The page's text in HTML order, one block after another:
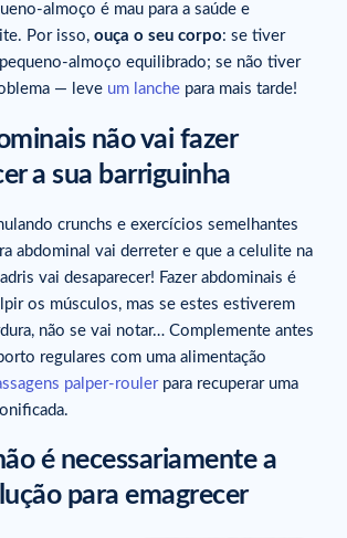
almoço é mau para a saúde e
Por isso, ouça o seu corpo: se tiver
almoço equilibrado; se não tiver
— leve um lanche para mais tarde!
não vai fazer
a sua barriguinha
crunchs e exercícios semelhantes
abdominal vai derreter e que a celulite na
vai desaparecer! Fazer abdominais é
os músculos, mas se estes estiverem
não se vai notar… Complemente antes
regulares com uma alimentação
palper-roulerpara recuperar uma
é necessariamente a
para emagrecer